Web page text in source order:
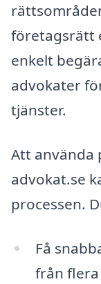
företagsrätt
enkelt
advokater
tjänster.
Att använda
advokat.se
processen.
Få
från